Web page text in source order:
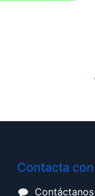
Contacta
Contáctanos